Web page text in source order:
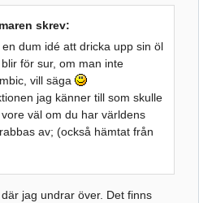
skrev:
dum idé att dricka upp sin öl
för sur, om man inte
vill säga
jag känner till som skulle
väl om du har världens
av; (också hämtat från
jag undrar över. Det finns